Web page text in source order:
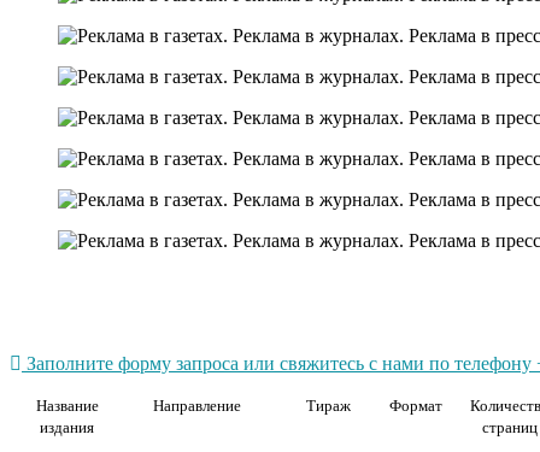
Заполните форму запроса или свяжитесь с нами по
Название
издания
Направление Тираж Формат
страниц